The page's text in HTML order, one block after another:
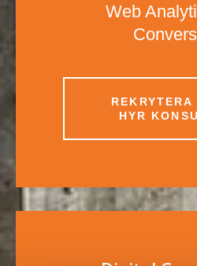
Web
REKRYTERA
HYR